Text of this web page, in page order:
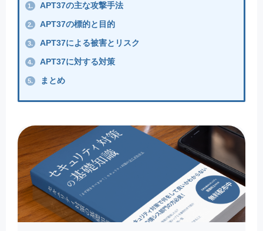
1. APT37の主な攻撃手法
2. APT37の標的と目的
3. APT37による被害とリスク
4. APT37に対する対策
5. まとめ